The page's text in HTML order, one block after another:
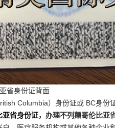
省身份证背面
Columbia）身份证或 BC身
亚省身份证，办理不列颠哥伦比亚